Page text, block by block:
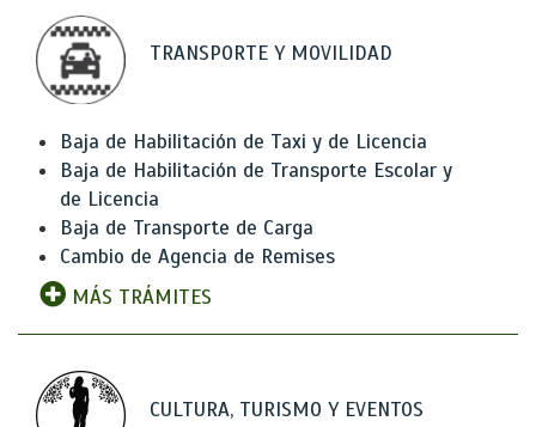
TRANSPORTE Y MOVILIDAD
Baja de Habilitación de Taxi y de Licencia
Baja de Habilitación de Transporte Escolar y
de Licencia
Baja de Transporte de Carga
Cambio de Agencia de Remises
MÁS TRÁMITES
CULTURA, TURISMO Y EVENTOS